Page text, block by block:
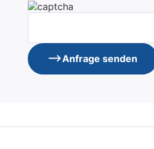
Anfrage senden